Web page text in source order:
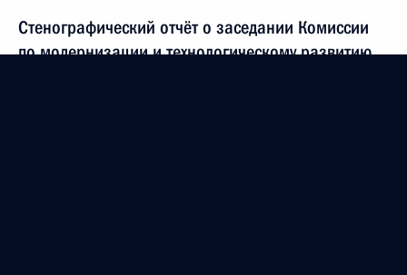
Стенографический отчёт о заседании Комиссии
по модернизации и технологическому развитию